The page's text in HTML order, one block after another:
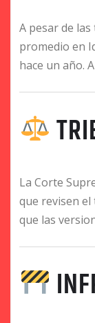
A pesar de
promedio en
hace un año.
La Corte
que revisen
que las